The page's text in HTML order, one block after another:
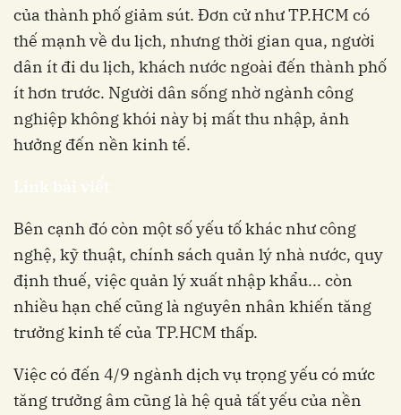
của thành phố giảm sút. Đơn cử như TP.HCM có
thế mạnh về du lịch, nhưng thời gian qua, người
dân ít đi du lịch, khách nước ngoài đến thành phố
ít hơn trước. Người dân sống nhờ ngành công
nghiệp không khói này bị mất thu nhập, ảnh
hưởng đến nền kinh tế.
Bên cạnh đó còn một số yếu tố khác như công
nghệ, kỹ thuật, chính sách quản lý nhà nước, quy
định thuế, việc quản lý xuất nhập khẩu... còn
nhiều hạn chế cũng là nguyên nhân khiến tăng
trưởng kinh tế của TP.HCM thấp.
Việc có đến 4/9 ngành dịch vụ trọng yếu có mức
tăng trưởng âm cũng là hệ quả tất yếu của nền